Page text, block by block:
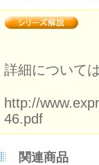
詳細について
http://
46.pdf
関連商品